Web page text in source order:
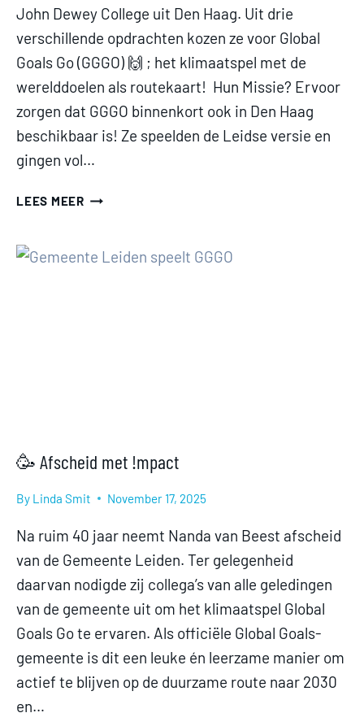
John Dewey College uit Den Haag. Uit drie
verschillende opdrachten kozen ze voor Global
Goals Go (GGGO) 🙌 ; het klimaatspel met de
werelddoelen als routekaart! Hun Missie? Ervoor
zorgen dat GGGO binnenkort ook in Den Haag
beschikbaar is! Ze speelden de Leidse versie en
gingen vol…
LEES MEERWERELDREIS
EIGEN
🥳 Afscheid met !mpact
By Linda Smit November 17, 2025
Na ruim 40 jaar neemt Nanda van Beest afscheid
van de Gemeente Leiden. Ter gelegenheid
daarvan nodigde zij collega’s van alle geledingen
van de gemeente uit om het klimaatspel Global
Goals Go te ervaren. Als officiële Global Goals-
gemeente is dit een leuke én leerzame manier om
actief te blijven op de duurzame route naar 2030
en…